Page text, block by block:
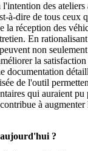
des ateliers
à-dire de tous ceux
la réception des
En
non
la
documentation
de l'outil
qui auraient pu
à augmenter
aujourd'hui ?